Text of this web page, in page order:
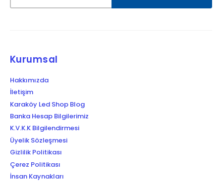
Kurumsal
Hakkımızda
İletişim
Karaköy Led Shop Blog
Banka Hesap Bilgilerimiz
K.V.K.K Bilgilendirmesi
Üyelik Sözleşmesi
Gizlilik Politikası
Çerez Politikası
İnsan Kaynakları